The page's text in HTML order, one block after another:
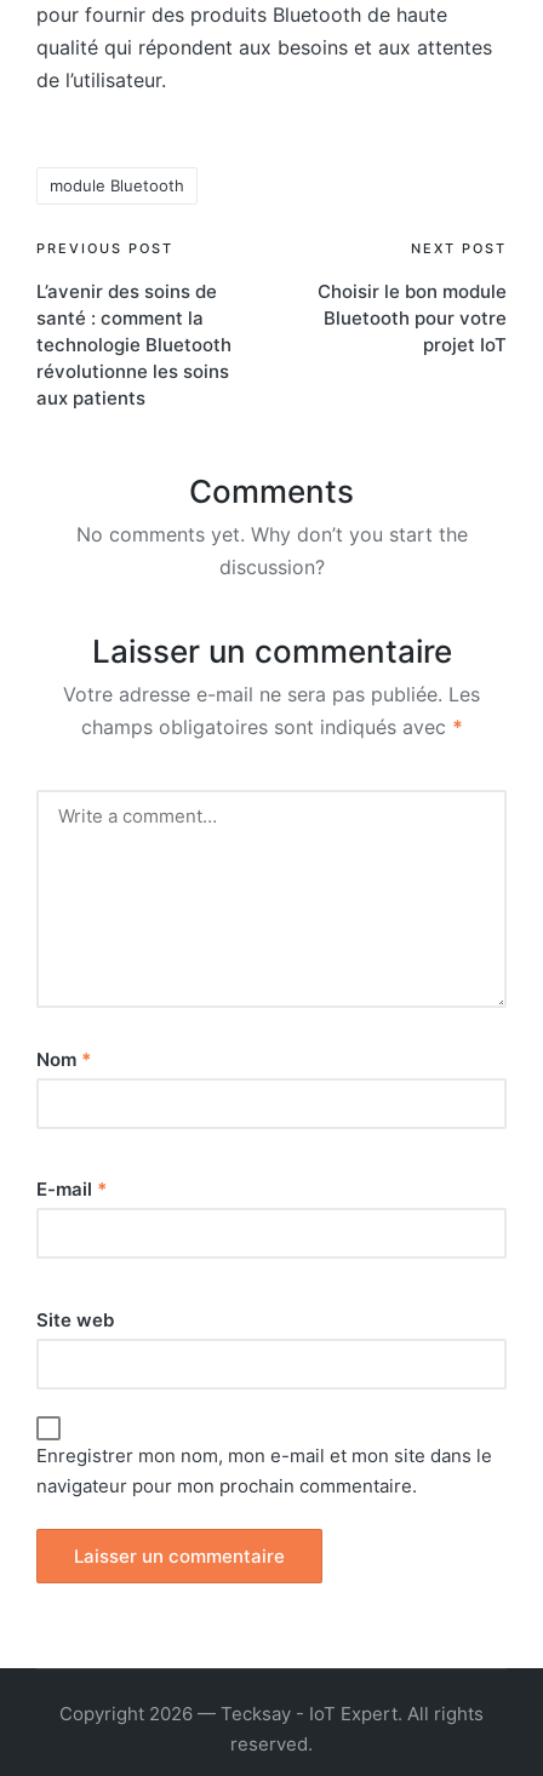
pour fournir des produits Bluetooth de haute
qualité qui répondent aux besoins et aux attentes
de l’utilisateur.
module Bluetooth
Post
navigation
PREVIOUS POST
L’avenir des soins de
santé : comment la
technologie Bluetooth
révolutionne les soins
aux patients
NEXT POST
Choisir le bon module
Bluetooth pour votre
projet IoT
Comments
No comments yet. Why don’t you start the
discussion?
Laisser un commentaire
Votre adresse e-mail ne sera pas publiée. Les
champs obligatoires sont indiqués avec *
Nom *
E-mail *
Site web
Enregistrer mon nom, mon e-mail et mon site dans le
navigateur pour mon prochain commentaire.
Copyright 2026 — Tecksay - IoT Expert. All rights
reserved.